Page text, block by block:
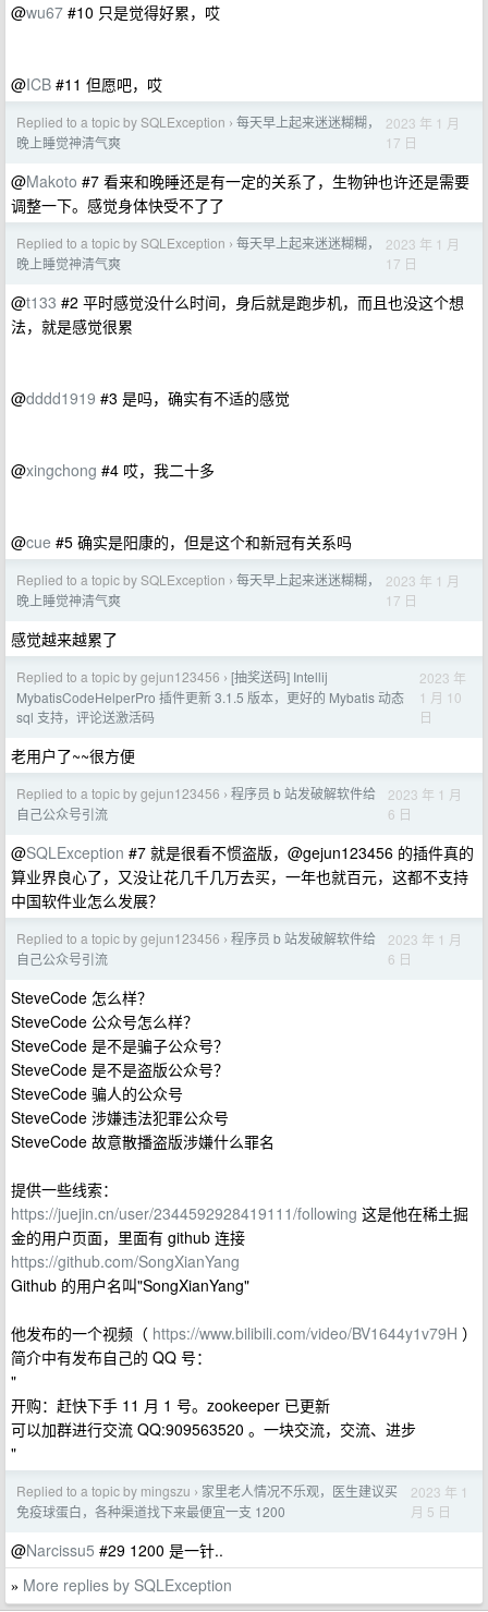
@wu67 #10 只是觉得好累，哎
@ICB #11 但愿吧，哎
Replied to a topic by SQLException › 每天早上起来迷迷糊糊，
晚上睡觉神清气爽
2023 年 1 月
17 日
@Makoto #7 看来和晚睡还是有一定的关系了，生物钟也许还是需要
调整一下。感觉身体快受不了了
Replied to a topic by SQLException › 每天早上起来迷迷糊糊，
晚上睡觉神清气爽
2023 年 1 月
17 日
@t133 #2 平时感觉没什么时间，身后就是跑步机，而且也没这个想
法，就是感觉很累
@dddd1919 #3 是吗，确实有不适的感觉
@xingchong #4 哎，我二十多
@cue #5 确实是阳康的，但是这个和新冠有关系吗
Replied to a topic by SQLException › 每天早上起来迷迷糊糊，
晚上睡觉神清气爽
2023 年 1 月
17 日
感觉越来越累了
Replied to a topic by gejun123456 › [抽奖送码] Intellij
MybatisCodeHelperPro 插件更新 3.1.5 版本，更好的 Mybatis 动态
sql 支持，评论送激活码
2023 年
1 月 10
日
老用户了~~很方便
Replied to a topic by gejun123456 › 程序员 b 站发破解软件给
自己公众号引流
2023 年 1 月
6 日
@SQLException #7 就是很看不惯盗版，@gejun123456 的插件真的
算业界良心了，又没让花几千几万去买，一年也就百元，这都不支持
中国软件业怎么发展？
Replied to a topic by gejun123456 › 程序员 b 站发破解软件给
自己公众号引流
2023 年 1 月
6 日
SteveCode 怎么样？
SteveCode 公众号怎么样？
SteveCode 是不是骗子公众号？
SteveCode 是不是盗版公众号？
SteveCode 骗人的公众号
SteveCode 涉嫌违法犯罪公众号
SteveCode 故意散播盗版涉嫌什么罪名
提供一些线索：
https://juejin.cn/user/2344592928419111/following 这是他在稀土掘
金的用户页面，里面有 github 连接
https://github.com/SongXianYang
Github 的用户名叫"SongXianYang"
他发布的一个视频（ https://www.bilibili.com/video/BV1644y1v79H ）
简介中有发布自己的 QQ 号：
"
开购：赶快下手 11 月 1 号。zookeeper 已更新
可以加群进行交流 QQ:909563520 。一块交流，交流、进步
"
Replied to a topic by mingszu › 家里老人情况不乐观，医生建议买
免疫球蛋白，各种渠道找下来最便宜一支 1200
2023 年 1
月 5 日
@Narcissu5 #29 1200 是一针..
» More replies by SQLException